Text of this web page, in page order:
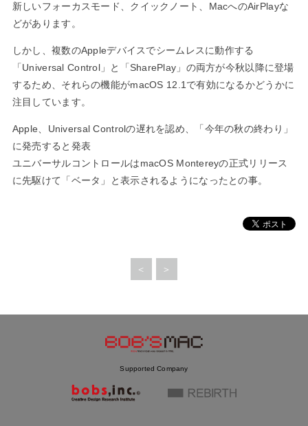
新しいフォーカスモード、クイックノート、MacへのAirPlayな
どがあります。
しかし、複数のAppleデバイスでシームレスに動作する
「Universal Control」と「SharePlay」の両方が今秋以降に登場
するため、それらの機能がmacOS 12.1で有効になるかどうかに
注目しています。
Apple、Universal Controlの遅れを認め、「今年の秋の終わり」
に発売すると発表
ユニバーサルコントロールはmacOS Montereyの正式リリース
に先駆けて「ベータ」と表示されるようになったとの事。
＜ ＞
Supported Company